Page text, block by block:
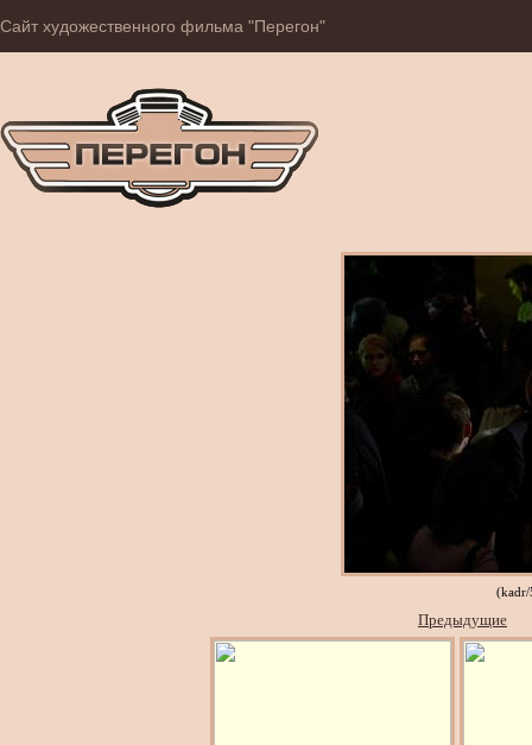
Сайт художественного фильма "Перегон"
(kadr/
Предыдущие